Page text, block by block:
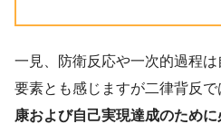
一見、防衛反応や一次的過程
要素とも感じますが二律背反
康および自己実現達成のため